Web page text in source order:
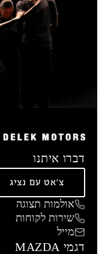
דברו איתנו
צ'אט עם נציג
אולמות תצוגה
שירות לקוחות
מייל
דגמי MAZDA